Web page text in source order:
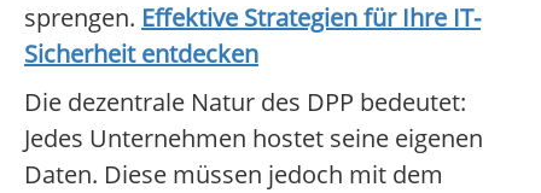
sprengen. Effektive Strategien für Ihre IT-
Sicherheit entdecken
Die dezentrale Natur des DPP bedeutet:
Jedes Unternehmen hostet seine eigenen
Daten. Diese müssen jedoch mit dem